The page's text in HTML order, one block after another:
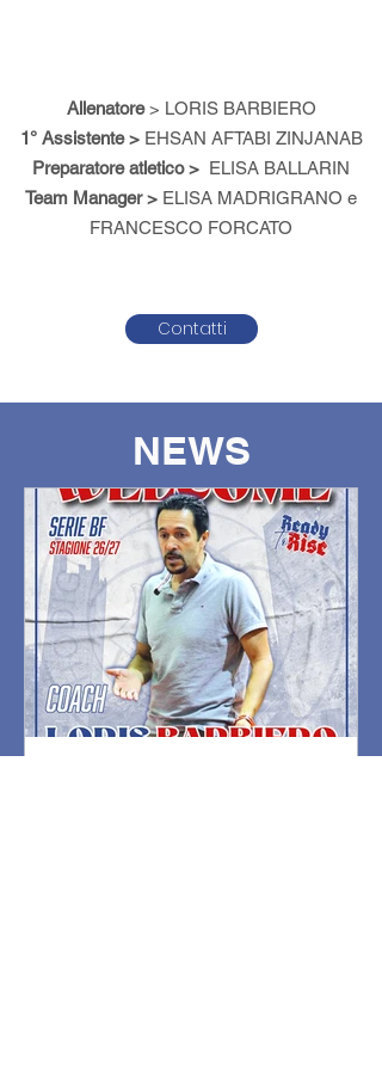
Allenatore> LORIS BARBIERO
1° Assistente >EHSAN AFTABI ZINJANAB
Preparatore atletico > ELISA BALLARIN
Team Manager > ELISA MADRIGRANO e
FRANCESCO FORCATO
Contatti
NEWS